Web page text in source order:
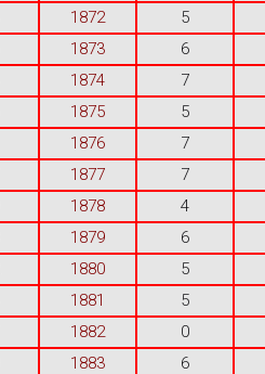
1872
5
1873
6
1874
7
1875
5
1876
7
1877
7
1878
4
1879
6
1880
5
1881
5
1882
0
1883
6